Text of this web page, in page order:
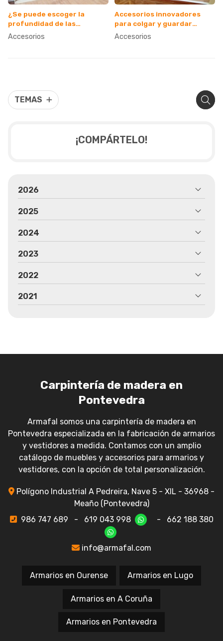
TEMAS
¿Se puede escoger la
profundidad de las
cajoneras?
Accesorios
Accesorios innovadores
para colgar y guardar
prendas largas
Accesorios
¡COMPÁRTELO!
2026
2025
2024
2023
2022
2021
Carpintería de madera en
Pontevedra
Armafal somos una carpintería de madera en
Pontevedra especializada en la fabricación de armarios
y vestidores a medida. Contamos con un amplio
catálogo de muebles y accesorios para armarios y
vestidores, con la opción de total personalización.
Polígono Industrial A Pedreira, Nave 5 - XIL - 36968 -
Meaño (Pontevedra)
986 747 689
- 619 043 998 - 662 188 380
info@armafal.com
Armarios en Ourense Armarios en Lugo
Armarios en A Coruña
Armarios en Pontevedra